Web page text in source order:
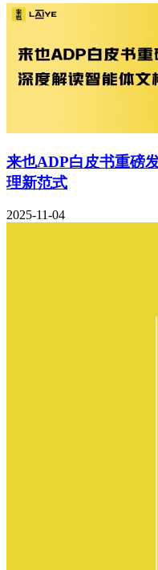
来也ADP白皮书重磅
理新范式
2025-11-04